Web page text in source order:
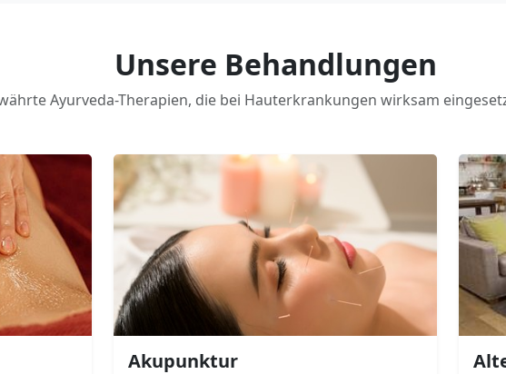
Unsere Behandlungen
Ayurveda-Therapien, die bei Hauterkrankungen wirksam
Akupunktur